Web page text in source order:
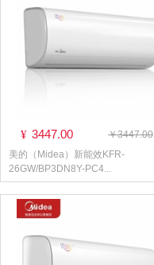
¥ 3447.00
￥3447.00
美的（Midea）新能效KFR-
26GW/BP3DN8Y-PC4...